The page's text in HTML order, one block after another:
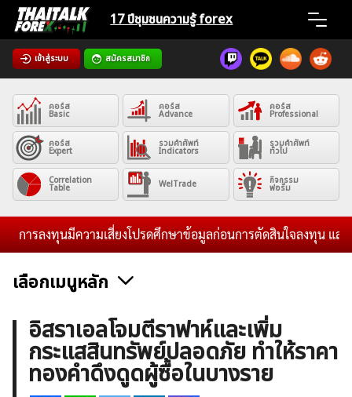
Skip
content
17 ปีชุมชนความรู้ forex
เข้าสู่ระบบ สมัครสมาชิก
Home
News
Articles
VPS Register
ค้นหา
สำหรับ:
คอร์ส
Basic
คอร์ส
Advance
คอร์ส
Professional
คอร์ส
Expert
รวมคำศัพท์
Indicators
รวมคำศัพท์
ทั่วไป
Correlation
Table WelTrade กิจกรรม
ฟอรั่ม
ารลงทุนมีความเสี่ยงโปรดศึกษาข้อมูลก่อนการตัดสินใจลงทุน และไม่
เลือกเมนูหลัก
ข่าวฟอเร็กซ์และสกุลเงิน คริปโตเคอร์เรนซี
ฟรีซิกแนล รายวัน
บทวิเคราะห์
เศรษฐกิจทั่วไป ดัชนี-หุ้น
พันธบัตร
สินค้าโภคภัณฑ์
โบรกเกอร์ FX
โปรโมชั่น Forex
อิสราเอลโจมตีราฟาห์และเพิ่ม
กระแสสินทรัพย์ปลอดภัย ทำให้ราคา
ทองคำดึงดูดผู้ซื้อในบางราย